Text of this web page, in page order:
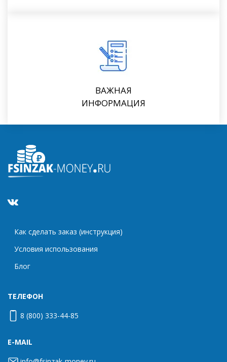
ВАЖНАЯ
ИНФОРМАЦИЯ
Как сделать заказ (инструкция)
Условия использования
Блог
ТЕЛЕФОН
8 (800) 333-44-85
E-MAIL